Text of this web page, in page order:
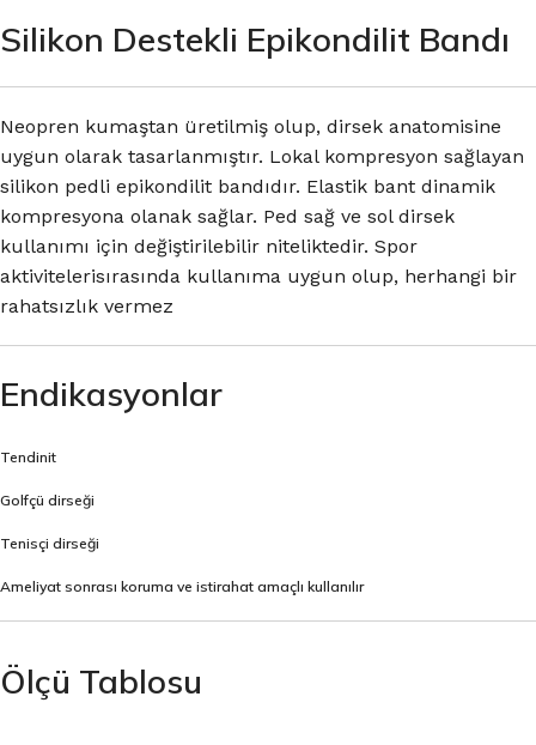
Silikon Destekli Epikondilit Bandı
Neopren kumaştan üretilmiş olup, dirsek anatomisine
uygun olarak tasarlanmıştır. Lokal kompresyon sağlayan
silikon pedli epikondilit bandıdır. Elastik bant dinamik
kompresyona olanak sağlar. Ped sağ ve sol dirsek
kullanımı için değiştirilebilir niteliktedir. Spor
aktivitelerisırasında kullanıma uygun olup, herhangi bir
rahatsızlık vermez
Endikasyonlar
Tendinit
Golfçü dirseği
Tenisçi dirseği
Ameliyat sonrası koruma ve istirahat amaçlı kullanılır
Ölçü Tablosu